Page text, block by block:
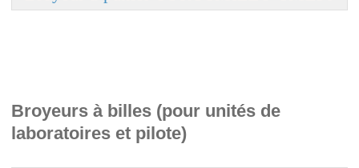
Broyeurs à billes (pour unités de
laboratoires et pilote)